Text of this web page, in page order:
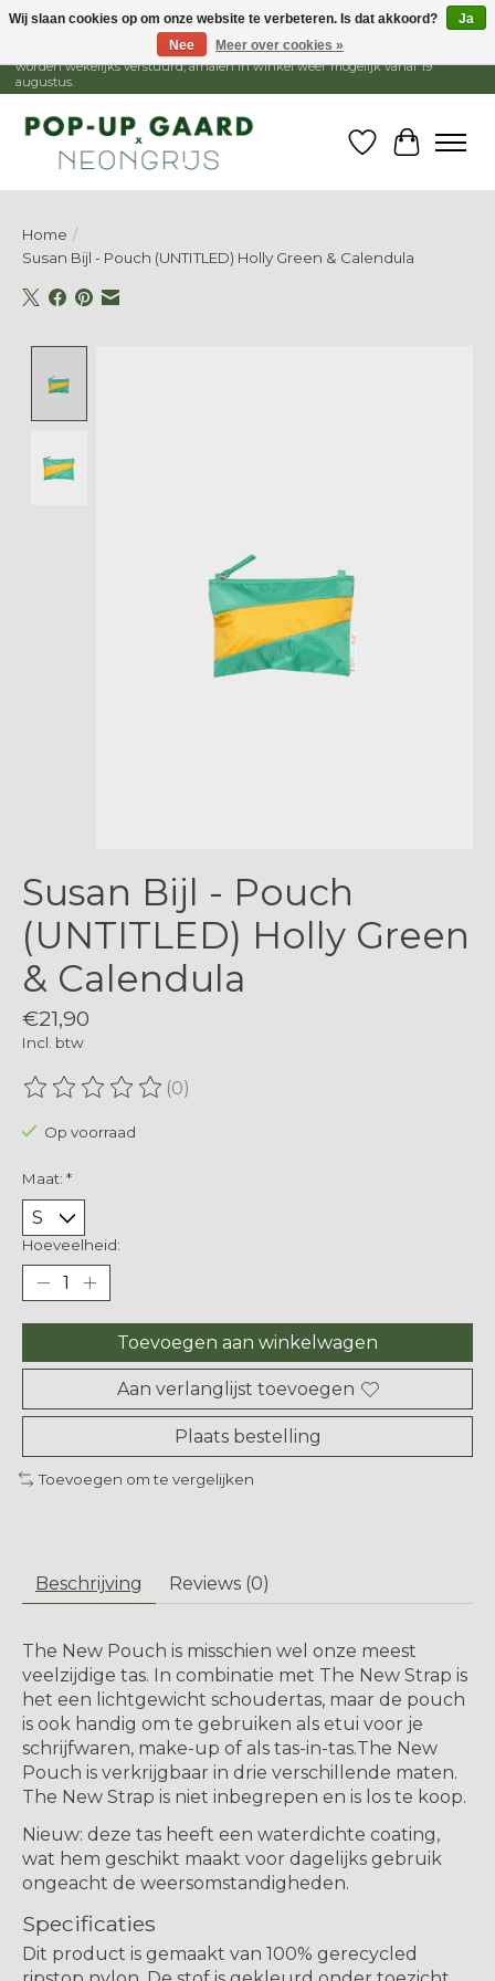
1 - 15 augustus is de winkel gesloten, webshop blijft open. Bestellingen
worden wekelijks verstuurd, afhalen in winkel weer mogelijk vanaf 19
augustus.
Verlanglijst
Home /
Susan Bijl - Pouch (UNTITLED) Holly Green & Calendula
Susan Bijl - Pouch
(UNTITLED) Holly Green
& Calendula
€21,90
Incl. btw
De beoordeling van dit product is
(0)
Op voorraad
Maat: *
Hoeveelheid:
Toevoegen aan winkelwagen
Aan verlanglijst toevoegen
Plaats bestelling
Toevoegen om te vergelijken
Beschrijving Reviews (0)
The New Pouch is misschien wel onze meest
veelzijdige tas. In combinatie met The New Strap is
het een lichtgewicht schoudertas, maar de pouch
is ook handig om te gebruiken als etui voor je
schrijfwaren, make-up of als tas-in-tas.The New
Pouch is verkrijgbaar in drie verschillende maten.
The New Strap is niet inbegrepen en is los te koop.
Nieuw: deze tas heeft een waterdichte coating,
wat hem geschikt maakt voor dagelijks gebruik
ongeacht de weersomstandigheden.
Specificaties
Dit product is gemaakt van 100% gerecycled
Wij slaan cookies op om onze website te verbeteren. Is dat akkoord?
Ja
Nee
Meer over cookies »